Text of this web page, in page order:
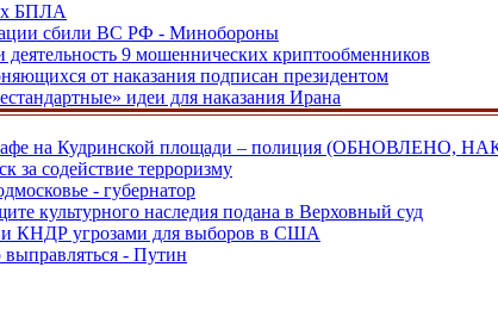
БПЛА
сбили ВС РФ - Минобороны
9 мошеннических криптообменников
от наказания подписан президентом
идеи для наказания Ирана
кафе на Кудринской площади – полиция (ОБНОВЛЕНО,
за содействие терроризму
- губернатор
культурного наследия подана в Верховный суд
КНДР угрозами для выборов в США
- Путин